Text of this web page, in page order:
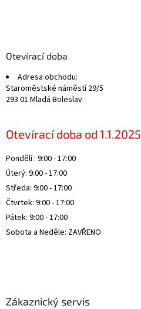
Otevírací doba
Adresa obchodu:
Staroměstské náměstí 29/5
293 01 Mladá Boleslav
Otevírací doba od 1.1.2025
Pondělí : 9:00 - 17:00
Úterý: 9:00 - 17:00
Středa: 9:00 - 17:00
Čtvrtek: 9:00 - 17:00
Pátek: 9:00 - 17:00
Sobota a Neděle: ZAVŘENO
Zákaznický servis